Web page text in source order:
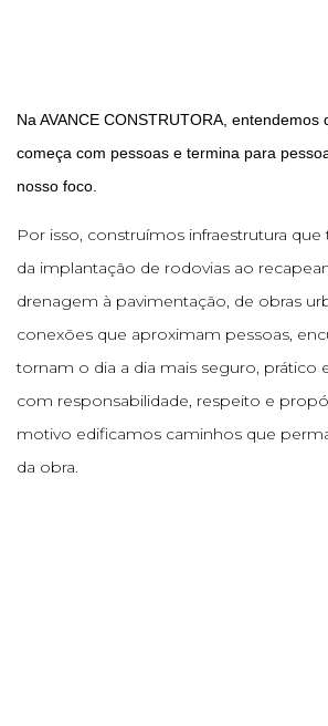
Na AVANCE CONSTRUTORA, entendemos
começa com pessoas e termina para
nosso foco.
Por isso, construímos infraestrutura
da implantação de rodovias ao
drenagem à pavimentação, de obras
conexões que aproximam pessoas,
tornam o dia a dia mais seguro, prático
com responsabilidade, respeito e
motivo edificamos caminhos que
da obra.